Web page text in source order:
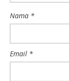
Nama *
Email *